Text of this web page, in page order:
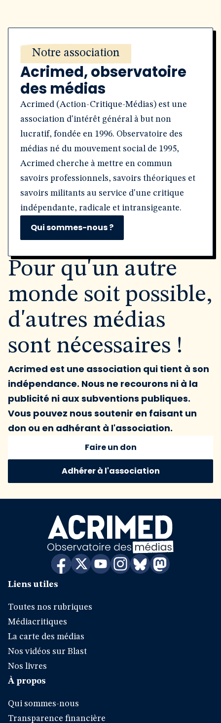
Notre association
Acrimed, observatoire
des médias
Acrimed (Action-Critique-Médias) est une
association d'intérêt général à but non
lucratif, fondée en 1996. Observatoire des
médias né du mouvement social de 1995,
Acrimed cherche à mettre en commun
savoirs professionnels, savoirs théoriques et
savoirs militants au service d'une critique
indépendante, radicale et intransigeante.
Qui sommes-nous ?
Pour qu'un autre
monde soit possible,
d'autres médias
sont nécessaires !
Acrimed est une association qui tient à son
indépendance. Nous ne recourons ni à la
publicité ni aux subventions publiques.
Vous pouvez nous soutenir en faisant un
don ou en adhérant à l'association.
Faire un don
Adhérer à l'association
Liens utiles
Toutes nos rubriques
Médiacritiques
La carte des médias
Nos vidéos sur Blast
Nos livres
À propos
Qui sommes-nous
Transparence financière